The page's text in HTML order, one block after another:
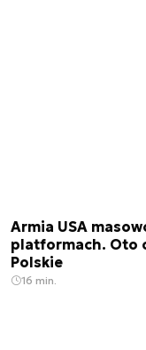
Armia USA
platformach. Oto
Polskie
16 min.